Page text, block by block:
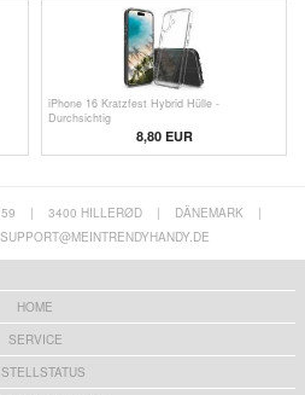
iPhone 16 Kratzfest Hybrid Hülle -
Durchsichtig
8,80 EUR
| 3400 HILLERØD | DÄNEMARK
|
SUPPORT@MEINTRENDYHANDY.DE
HOME
SERVICE